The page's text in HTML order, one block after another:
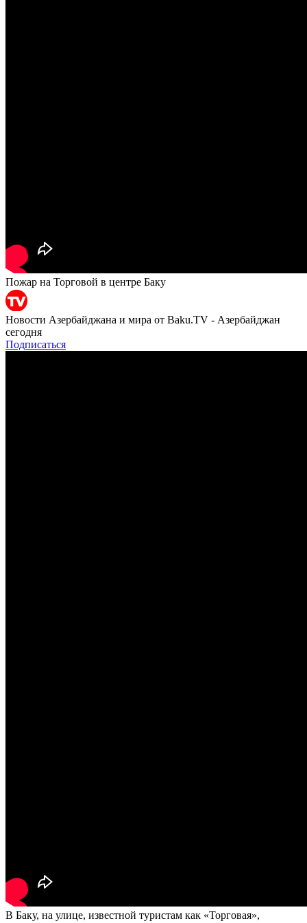
Пожар на Торговой в центре Баку
Новости Азербайджана и мира от Baku.TV - Азербайджан
сегодня
Подписаться
В Баку, на улице, известной туристам как «Торговая»,